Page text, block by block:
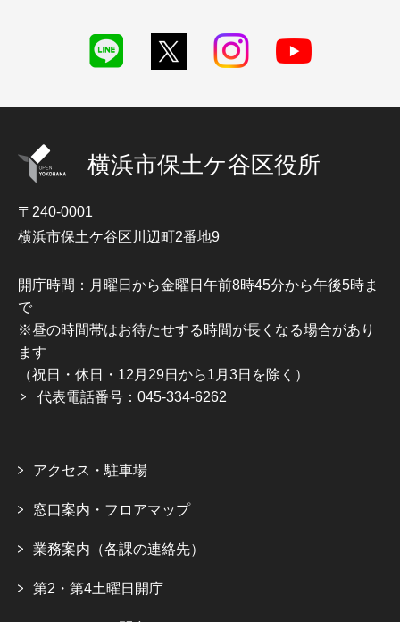
横浜市保土ケ谷区役所
〒240-0001
横浜市保土ケ谷区川辺町2番地9
開庁時間：月曜日から金曜日午前8時45分から午後5時ま
で
※昼の時間帯はお待たせする時間が長くなる場合があり
ます
（祝日・休日・12月29日から1月3日を除く）
代表電話番号：045-334-6262
アクセス・駐車場
窓口案内・フロアマップ
業務案内（各課の連絡先）
第2・第4土曜日開庁